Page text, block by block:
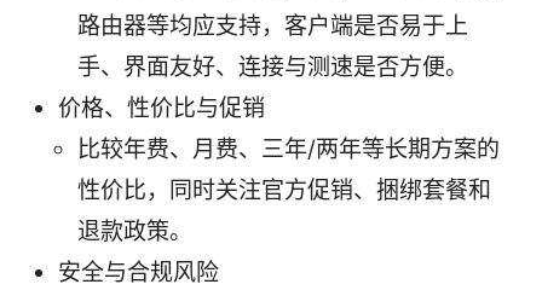
路由器等均应支持，客户端是否易于上
手、界面友好、连接与测速是否方便。
价格、性价比与促销
比较年费、月费、三年/两年等长期方案的
性价比，同时关注官方促销、捆绑套餐和
退款政策。
安全与合规风险